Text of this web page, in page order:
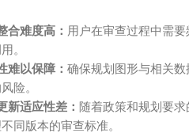
合难度高： 用户在审查过程中需
。
难以保障： 确保规划图形与相关
险。
新适应性差： 随着政策和规划要
同版本的审查标准。